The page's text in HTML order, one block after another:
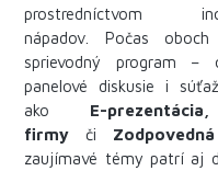
prostredníctvom
nápadov. Počas
sprievodný program –
panelové diskusie i
ako E-
firmy či
zaujímavé témy patrí aj